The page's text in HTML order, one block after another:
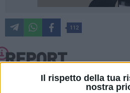
Il rispetto della tua
nostra
112